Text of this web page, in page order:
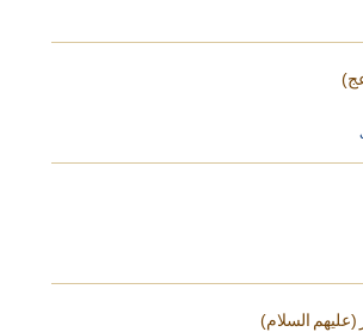
(عليهم السلام)